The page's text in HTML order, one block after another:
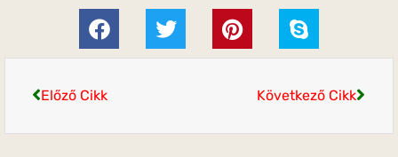
Előző Cikk Következő Cikk